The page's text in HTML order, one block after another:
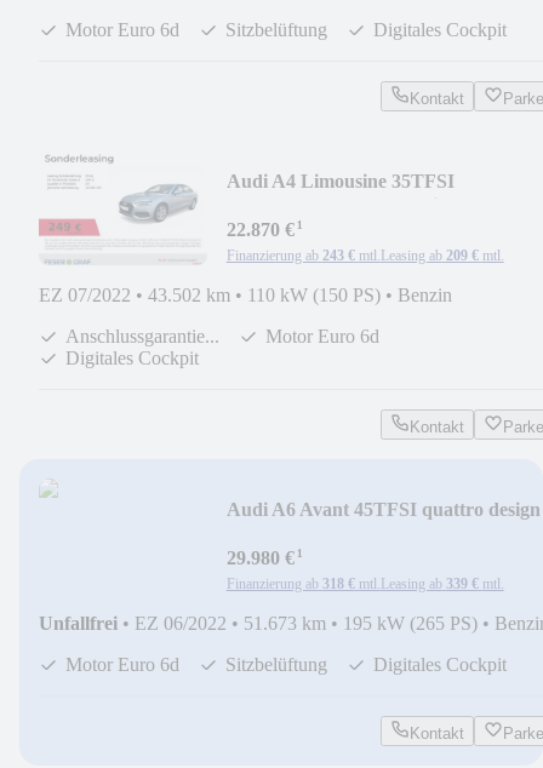
Motor Euro 6d
Sitzbelüftung Digitales Cockpit
Kontakt
Audi A4 Limousine 35TFSI
22.870 €¹
Finanzierung ab 243 € mtl. Leasing ab 209 € mtl.
EZ 07/2022 • 43.502 km • 110 kW (150 PS) • Benzin
Anschlussgarantie...
Motor Euro 6d
Digitales Cockpit
Kontakt
Audi A6 Avant 45TFSI quattro design
29.980 €¹
Finanzierung ab 318 € mtl. Leasing ab 339 € mtl.
Unfallfrei • EZ 06/2022 • 51.673 km • 195 kW (265 PS) •
Motor Euro 6d
Sitzbelüftung Digitales Cockpit
Kontakt